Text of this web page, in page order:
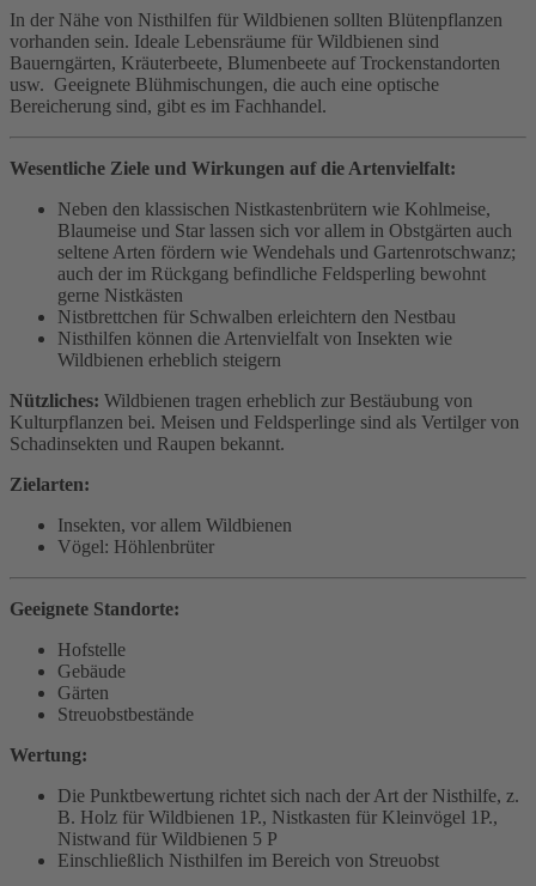
In der Nähe von Nisthilfen für Wildbienen sollten Blütenpflanzen
vorhanden sein. Ideale Lebensräume für Wildbienen sind
Bauerngärten, Kräuterbeete, Blumenbeete auf Trockenstandorten
usw. Geeignete Blühmischungen, die auch eine optische
Bereicherung sind, gibt es im Fachhandel.
Wesentliche Ziele und Wirkungen auf die Artenvielfalt:
Neben den klassischen Nistkastenbrütern wie Kohlmeise,
Blaumeise und Star lassen sich vor allem in Obstgärten auch
seltene Arten fördern wie Wendehals und Gartenrotschwanz;
auch der im Rückgang befindliche Feldsperling bewohnt
gerne Nistkästen
Nistbrettchen für Schwalben erleichtern den Nestbau
Nisthilfen können die Artenvielfalt von Insekten wie
Wildbienen erheblich steigern
Nützliches: Wildbienen tragen erheblich zur Bestäubung von
Kulturpflanzen bei. Meisen und Feldsperlinge sind als Vertilger von
Schadinsekten und Raupen bekannt.
Zielarten:
Insekten, vor allem Wildbienen
Vögel: Höhlenbrüter
Geeignete Standorte:
Hofstelle
Gebäude
Gärten
Streuobstbestände
Wertung:
Die Punktbewertung richtet sich nach der Art der Nisthilfe, z.
B. Holz für Wildbienen 1P., Nistkasten für Kleinvögel 1P.,
Nistwand für Wildbienen 5 P
Einschließlich Nisthilfen im Bereich von Streuobst